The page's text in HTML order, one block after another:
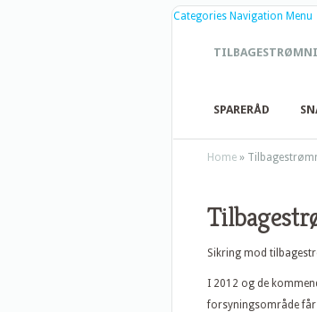
Categories Navigation Menu
SPARERÅD
Home »
Sikring mod
I 2012 og de
forsyningsområde